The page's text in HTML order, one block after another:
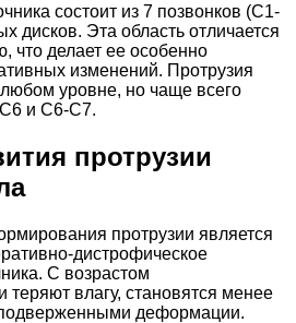
состоит из 7 позвонков (C1-
дисков. Эта область отличается
что делает ее особенно
изменений. Протрузия
уровне, но чаще всего
и C6-C7.
протрузии
протрузии является
дистрофическое
С возрастом
влагу, становятся менее
деформации.